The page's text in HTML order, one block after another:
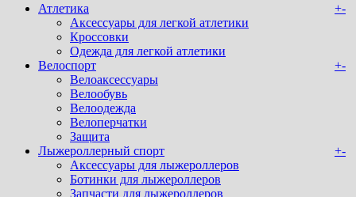
Атлетика
+-
Аксессуары для легкой атлетики
Кроссовки
Одежда для легкой атлетики
Велоспорт
+-
Велоаксессуары
Велообувь
Велоодежда
Велоперчатки
Защита
Лыжероллерный спорт
+-
Аксессуары для лыжероллеров
Ботинки для лыжероллеров
Запчасти для лыжероллеров